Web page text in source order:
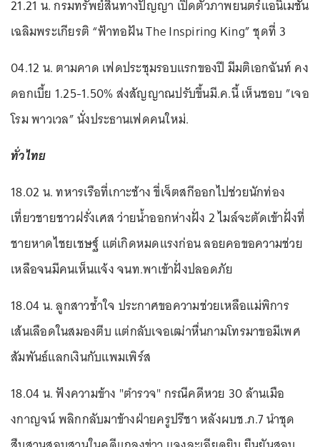
21.21 น. กรมทรัพย์สินทางปัญญา เปิดตัวภาพยนตร์แอนิเมชัน
เฉลิมพระเกียรติ “ฟ้าทอฝัน The Inspiring King” ชุดที่ 3
04.12 น. ตามคาด เฟดประชุมรอบแรกของปี มีมติเอกฉันท์ คง
ดอกเบี้ย 1.25-1.50% ส่งสัญญาณปรับขึ้นมี.ค.นี้ เห็นชอบ ”เจอ
โรม พาวเวล” นั่งประธานเฟดคนใหม่.
ทั่วไทย
18.02 น. ทหารเรือที่เกาะช้าง ขี่เจ็ตสกีออกไปช่วยนักท่อง
เที่ยวชายชาวฝรั่งเศส ว่ายน้ำออกห่างฝั่ง 2 ไมล์จะตัดเข้าฝั่งที่
ชายหาดไชยเชษฐ์ แต่เกิดหมดแรงก่อน ลอยคอขอความช่วย
เหลือจนมีคนเห็นแจ้ง จนท.พาเข้าฝั่งปลอดภัย
18.04 น. ลูกสาวช้ำใจ ประกาศขอความช่วยเหลือแม่พิการ
เส้นเลือดในสมองตีบ แต่กลับเจอเฒ่าหื่นกามโทรมาขอมีเพศ
สัมพันธ์แลกเงินกับแพมเพิร์ส
18.04 น. ฟังความข้าง "ตำรวจ" กรณีคดีหวย 30 ล้านเมือ
งกาญจน์ พลิกกลับมาข้างฝ่ายครูปรีชา หลังผบช.ภ.7 นำชุด